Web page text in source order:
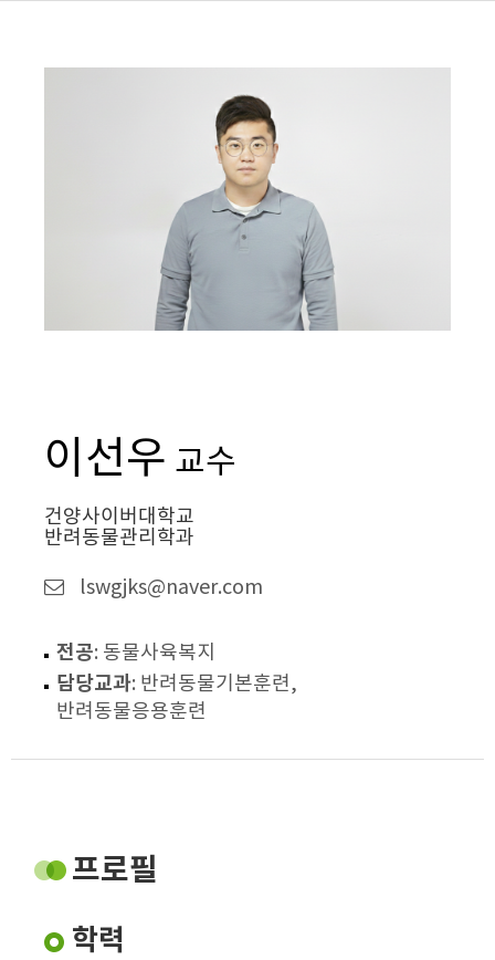
이선우 교수
건양사이버대학교
반려동물관리학과
lswgjks@naver.com
전공: 동물사육복지
담당교과: 반려동물기본훈련,
반려동물응용훈련
프로필
학력